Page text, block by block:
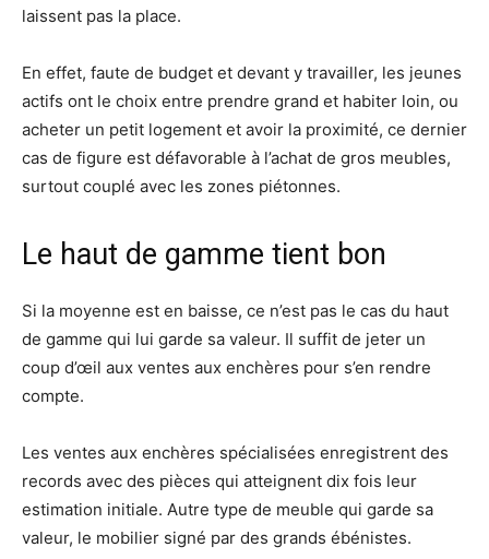
laissent pas la place.
En effet, faute de budget et devant y travailler, les jeunes
actifs ont le choix entre prendre grand et habiter loin, ou
acheter un petit logement et avoir la proximité, ce dernier
cas de figure est défavorable à l’achat de gros meubles,
surtout couplé avec les zones piétonnes.
Le haut de gamme tient bon
Si la moyenne est en baisse, ce n’est pas le cas du haut
de gamme qui lui garde sa valeur. Il suffit de jeter un
coup d’œil aux ventes aux enchères pour s’en rendre
compte.
Les ventes aux enchères spécialisées enregistrent des
records avec des pièces qui atteignent dix fois leur
estimation initiale. Autre type de meuble qui garde sa
valeur, le mobilier signé par des grands ébénistes.